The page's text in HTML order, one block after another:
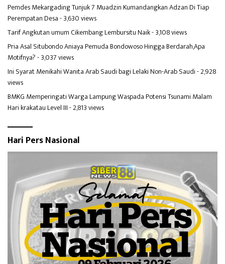
Pemdes Mekargading Tunjuk 7 Muadzin Kumandangkan Adzan Di Tiap
Perempatan Desa- 3,630 views
Tarif Angkutan umum Cikembang Lembursitu Naik- 3,108 views
Pria Asal Situbondo Aniaya Pemuda Bondowoso Hingga Berdarah,Apa
Motifnya?- 3,037 views
Ini Syarat Menikahi Wanita Arab Saudi bagi Lelaki Non-Arab Saudi- 2,928
views
BMKG Memperingati Warga Lampung Waspada Potensi Tsunami Malam
Hari krakatau Level III- 2,813 views
Hari Pers Nasional